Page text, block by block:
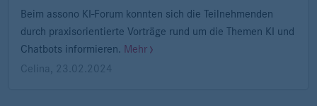
Beim assono KI-Forum konnten sich die Teilnehmenden
durch praxisorientierte Vorträge rund um die Themen KI und
Chatbots informieren. Mehr
Celina
23.02.2024